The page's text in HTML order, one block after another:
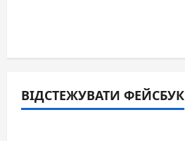
ВІДСТЕЖУВАТИ ФЕЙСБУК